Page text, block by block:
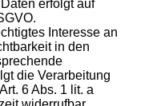
erfolgt auf
Interesse an
in den
die Verarbeitung
6 Abs. 1 lit. a